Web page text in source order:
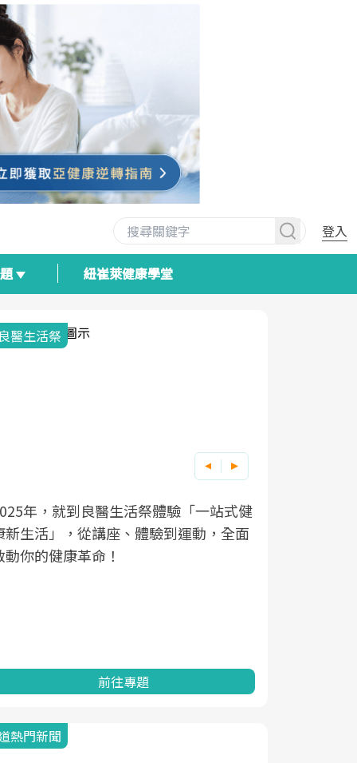
登入
紐崔萊健康學堂
醫生活祭
年，就到良醫生活祭體驗「一站式健
新生活」，從講座、體驗到運動，全面
動你的健康革命！
前往專題
熱門新聞